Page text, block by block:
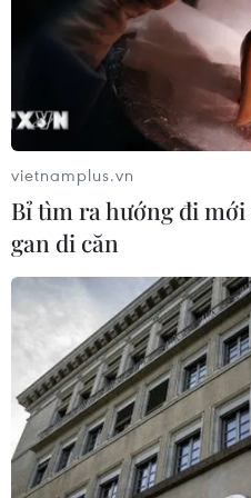
28/07/2026 14:26
Sắp khởi động Chiến
ứng phó làn sóng tin giả
Hợp tác truyền
Viện Kiểm sát Nhân dân
TTXVN, Báo Nhân Dân
24/07/2026 12:42
Ký kết hợp tác truyền
Viện Kiểm sát Nhân dân
cơ quan thông tấn, báo chí
vietnamplus.vn
Bỉ tìm ra hướng đi
gan di căn